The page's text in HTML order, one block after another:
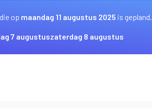
op maandag 11 augustus 2025 is gepland.
7 augustuszaterdag 8 augustus